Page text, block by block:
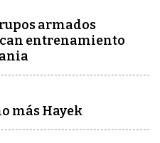
armados
entrenamiento
más Hayek